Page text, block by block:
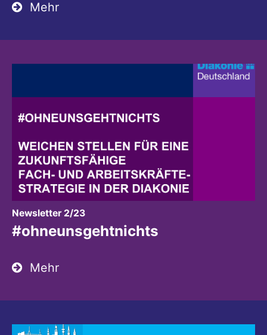
Mehr
Newsletter 2/23:
#ohneunsgehtnichts
Mehr